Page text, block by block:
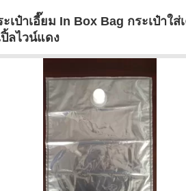
ะเป๋าเอี๊ยม In Box Bag กระเป๋า
ปิ้ลไวน์แดง